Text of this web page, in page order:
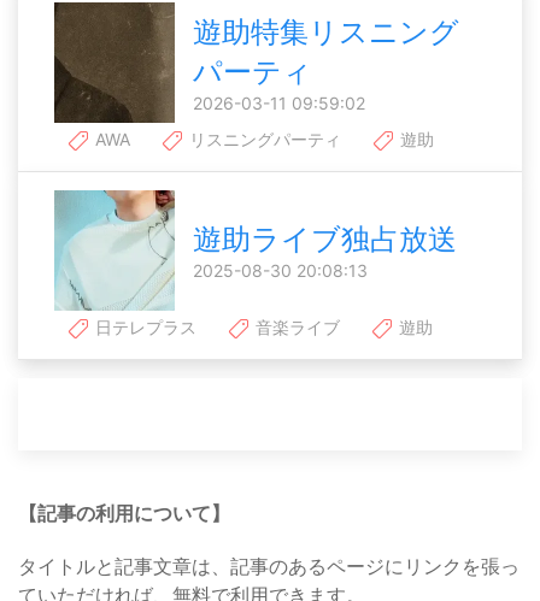
遊助特集リスニング
パーティ
2026-03-11 09:59:02
AWA
リスニングパーティ 遊助
遊助ライブ独占放送
2025-08-30 20:08:13
日テレプラス 音楽ライブ 遊助
【記事の利用について】
タイトルと記事文章は、記事のあるページにリンクを張っ
ていただければ、無料で利用できます。